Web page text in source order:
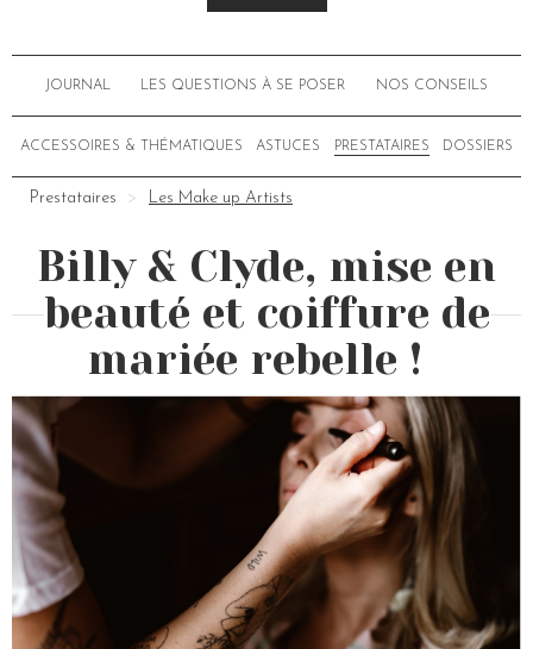
JOURNAL LES QUESTIONS À SE POSER NOS CONSEILS
ACCESSOIRES & THÉMATIQUES ASTUCES PRESTATAIRES DOSSIERS
Prestataires Les Make up Artists
Billy & Clyde, mise en
beauté et coiffure de
mariée rebelle !